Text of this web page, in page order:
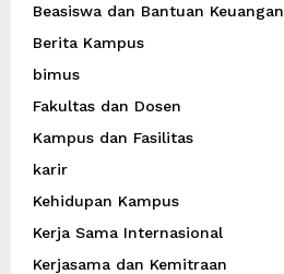
Beasiswa dan Bantuan Keuangan
Berita Kampus
bimus
Fakultas dan Dosen
Kampus dan Fasilitas
karir
Kehidupan Kampus
Kerja Sama Internasional
Kerjasama dan Kemitraan